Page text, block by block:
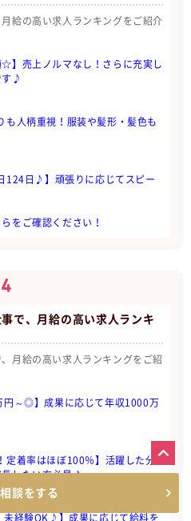
給の高い求人ランキングをご紹介
☆】売上ノルマなし！さらに充実し
す♪
も人柄重視！服装や髪形・髪色も
124日♪】頑張りに応じてスピー
をご確認ください！
で、月給の高い求人ランキ
月給の高い求人ランキングをご紹
円～◎】成果に応じて年収1000万
定着率はほぼ100％】活躍した分
長したい方必見♪
未経験OK♪】成果に応じて給料を
談をする